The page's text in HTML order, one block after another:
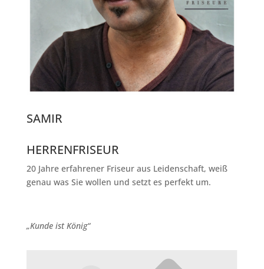
SAMIR
HERRENFRISEUR
20 Jahre erfahrener Friseur aus Leidenschaft, weiß
genau was Sie wollen und setzt es perfekt um.
„Kunde ist König“